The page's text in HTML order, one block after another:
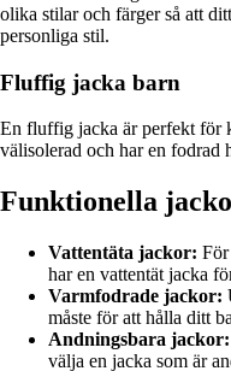
olika stilar och färger så att
personliga stil.
Fluffig jacka barn
En fluffig jacka är perfekt för
välisolerad och har en fodrad
Funktionella
Vattentäta jackor:
har en vattentät jacka
Varmfodrade jackor:
måste för att hålla ditt
Andningsbara jackor:
välja en jacka som är